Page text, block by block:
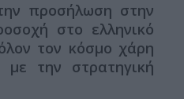
προσήλωση στην
στο ελληνικό
τον κόσμο χάρη
την στρατηγική